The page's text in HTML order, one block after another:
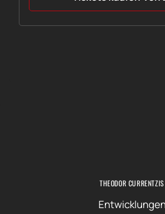
THEODOR CURRENTZIS
Entwicklungen